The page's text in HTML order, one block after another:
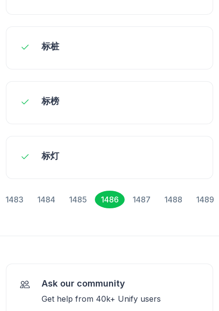
标桩
标榜
标灯
1483 1484 1485 1486 1487 1488 1489
Ask our community
Get help from 40k+ Unify users